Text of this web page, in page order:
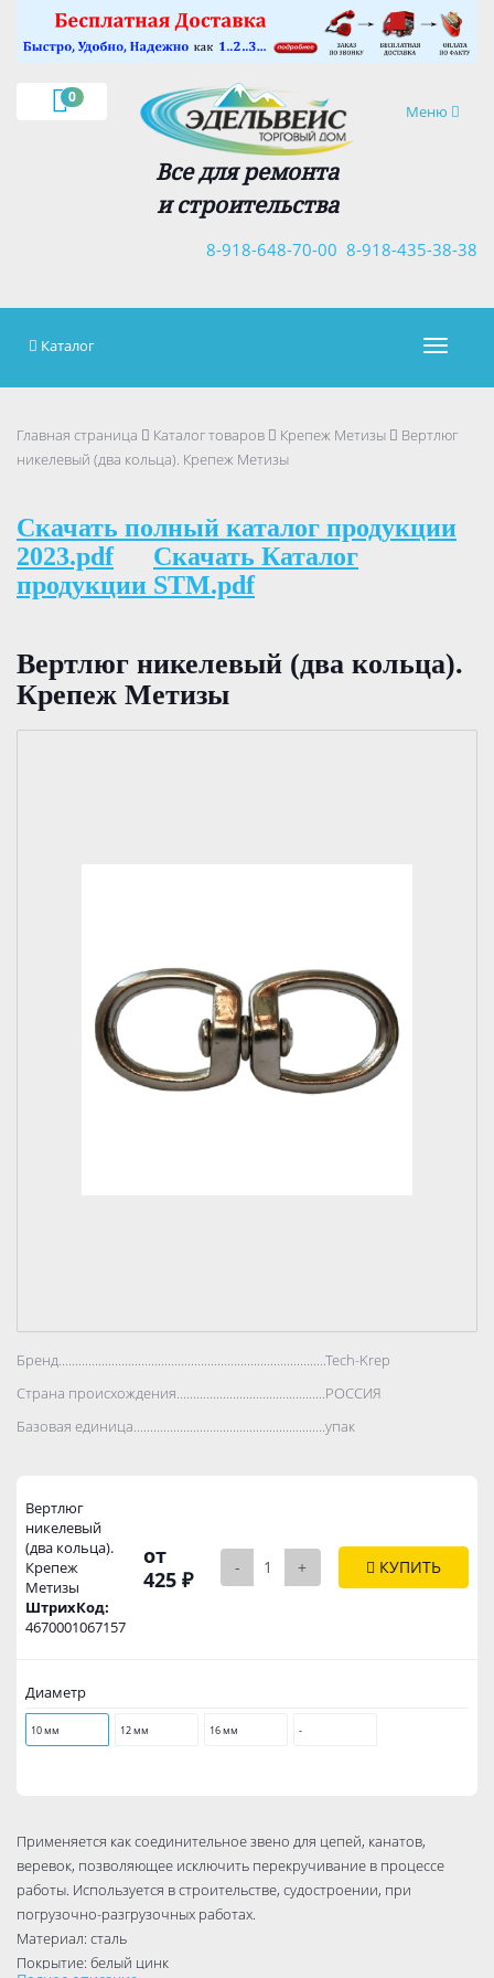
0
Навигация
Меню
Все для ремонта
и строительства
8-918-435-38-38
8-918-648-70-00
×
Каталог
Главная страница Каталог товаров Крепеж Метизы
Вертлюг
никелевый (два кольца). Крепеж Метизы
Скачать полный каталог продукции
2023.pdf
Скачать Каталог
продукции STM.pdf
Вертлюг никелевый (два кольца).
Крепеж Метизы
Бренд..................................................................................Tech-Krep
Страна происхождения..................................................................................
РОССИЯ
Базовая единица..................................................................................
упак
Вертлюг
никелевый
(два кольца).
Крепеж
Метизы
ШтрихКод:
4670001067157
от
425 ₽
- + КУПИТЬ
Диаметр
10 мм 12 мм 16 мм -
Применяется как соединительное звено для цепей, канатов,
веревок, позволяющее исключить перекручивание в процессе
работы. Используется в строительстве, судостроении, при
погрузочно-разгрузочных работах.
Материал: сталь
Покрытие: белый цинк